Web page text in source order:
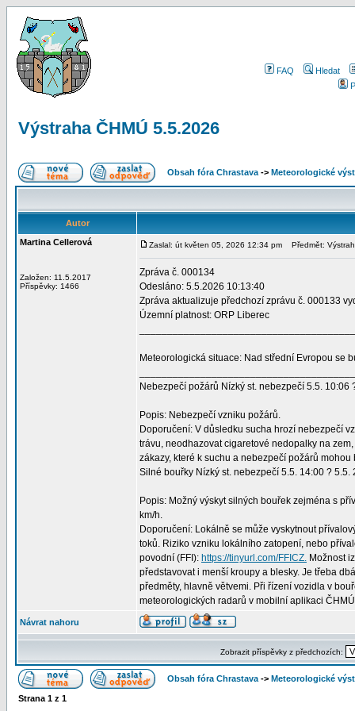
FAQ
Hledat
Výstraha ČHMÚ 5.5.2026
Obsah fóra Chrastava -> Meteorologické
Autor
Martina Cellerová
Založen: 11.5.2017
Příspěvky: 1466
Zaslal: út květen 05, 2026 12:34 pm Předmět:
Zpráva č. 000134
Odesláno: 5.5.2026 10:13:40
Zpráva aktualizuje předchozí zprávu č. 000133
Územní platnost: ORP Liberec
Meteorologická situace: Nad střední Evropou se
Nebezpečí požárů Nízký st. nebezpečí 5.5. 10:06
Popis: Nebezpečí vzniku požárů.
Doporučení: V důsledku sucha hrozí nebezpečí
trávu, neodhazovat cigaretové nedopalky na
zákazy, které k suchu a nebezpečí požárů
Silné bouřky Nízký st. nebezpečí 5.5. 14:00 ? 5.5.
Popis: Možný výskyt silných bouřek zejména s
km/h.
Doporučení: Lokálně se může vyskytnout
toků. Riziko vzniku lokálního zatopení, nebo
povodní (FFI): https://tinyurl.com/FFICZ. Možnost
představovat i menší kroupy a blesky. Je třeba
předměty, hlavně větvemi. Při řízení vozidla v
meteorologických radarů v mobilní aplikaci
Návrat nahoru
Zobrazit příspěvky z předchozích:
Obsah fóra Chrastava -> Meteorologické
Strana 1 z 1